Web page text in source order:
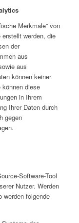
Merkmale” von
werden, die
der
aus
aus
können keiner
diese
in Ihrem
Ihrer Daten durch
gegen
Software-Tool
Nutzer. Werden
werden folgende